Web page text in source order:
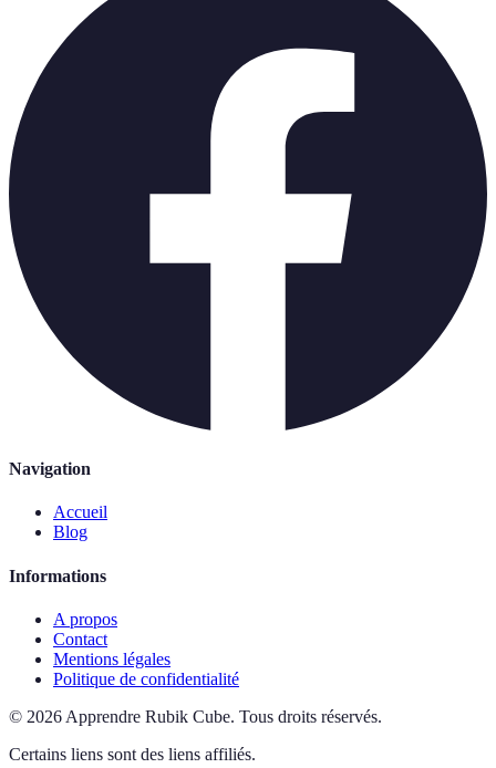
Navigation
Accueil
Blog
Informations
A propos
Contact
Mentions légales
Politique de confidentialité
© 2026 Apprendre Rubik Cube. Tous droits réservés.
Certains liens sont des liens affiliés.